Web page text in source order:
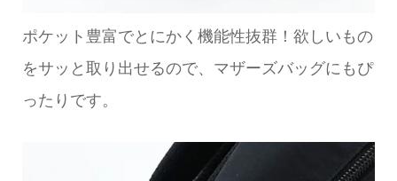
ポケット豊富でとにかく機能性抜群！欲しいもの
をサッと取り出せるので、マザーズバッグにもぴ
ったりです。